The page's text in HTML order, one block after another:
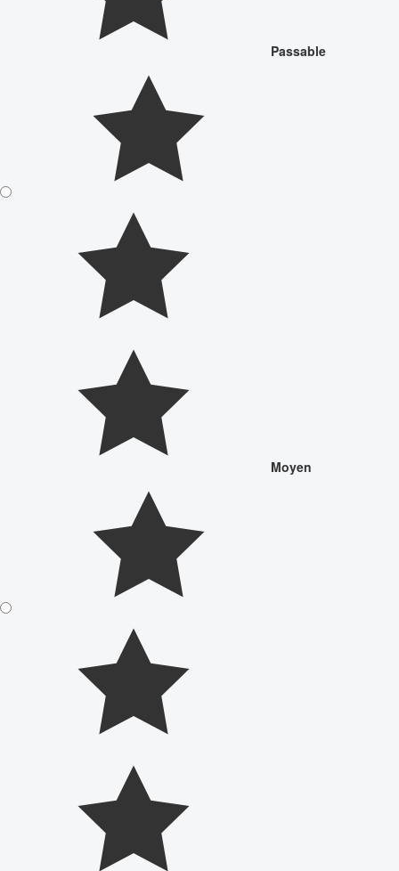
Passable
Moyen